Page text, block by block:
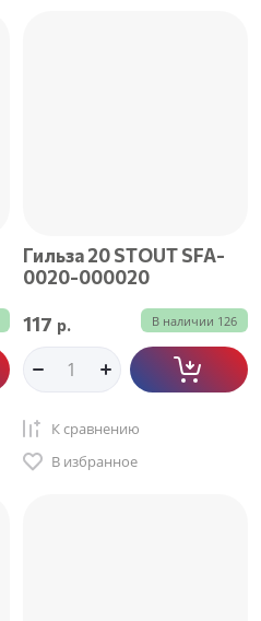
Гильза 20 STOUT SFA-
0020-000020
В наличии 126
117 р.
К сравнению
В избранное